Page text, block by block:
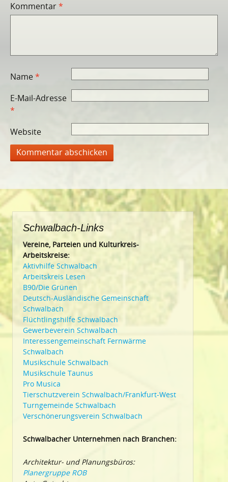
Kommentar*
Name*
E-Mail-Adresse
*
Website
Schwalbach-Links
Vereine, Parteien und Kulturkreis-
Arbeitskreise:
Aktivhilfe Schwalbach
Arbeitskreis Lesen
B90/Die Grünen
Deutsch-Ausländische Gemeinschaft
Schwalbach
Flüchtlingshilfe Schwalbach
Gewerbeverein Schwalbach
Interessengemeinschaft Fernwärme
Schwalbach
Musikschule Schwalbach
Musikschule Taunus
Pro Musica
Tierschutzverein Schwalbach/Frankfurt-West
Turngemeinde Schwalbach
Verschönerungsverein Schwalbach
Schwalbacher Unternehmen nach Branchen:
Architektur- und Planungsbüros:
Planergruppe ROB